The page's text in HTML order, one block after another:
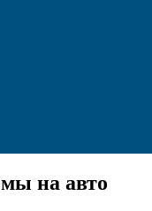
на авто